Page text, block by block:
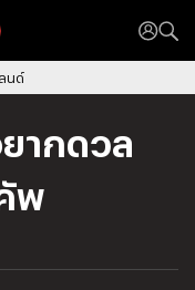
นด์
ากดวล
พ